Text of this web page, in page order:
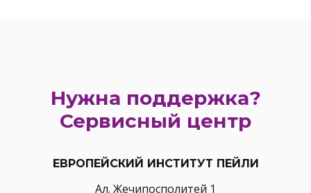
Нужна поддержка?
Сервисный центр
ЕВРОПЕЙСКИЙ ИНСТИТУТ ПЕЙЛИ
Ал. Жечипосполитей 1